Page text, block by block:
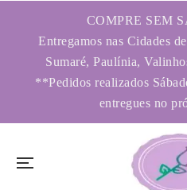
COMPRE SEM
Entregamos nas Cidades
Sumaré, Paulínia,
**Pedidos realizados
entregues no